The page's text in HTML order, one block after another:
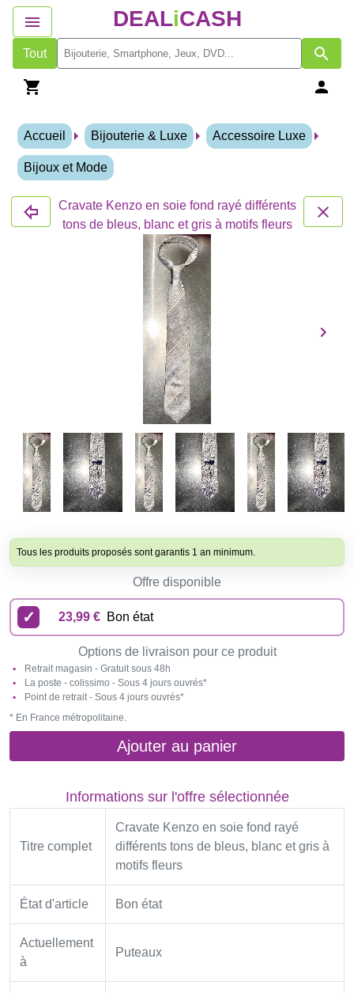
DEALiCASH
Tout
Accueil Bijouterie & Luxe Accessoire Luxe
Bijoux et Mode
Cravate Kenzo en soie fond rayé différents
tons de bleus, blanc et gris à motifs fleurs
Tous les produits proposés sont garantis 1 an minimum.
Offre disponible
23,99 € Bon état
Options de livraison pour ce produit
Retrait magasin - Gratuit sous 48h
La poste - colissimo - Sous 4 jours ouvrés*
Point de retrait - Sous 4 jours ouvrés*
* En France métropolitaine.
Ajouter au panier
Informations sur l'offre sélectionnée
Titre complet
Cravate Kenzo en soie fond rayé
différents tons de bleus, blanc et gris à
motifs fleurs
État d'article Bon état
Actuellement
à
Puteaux